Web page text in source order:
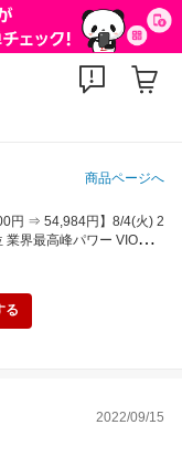
商品ページへ
円 ⇒ 54,984円】8/4(火) 2
界最高峰パワー VIOにも
るブラウン シルクエキ
ズ 光 家庭用 ipl ギフト 男
る
2022/09/15